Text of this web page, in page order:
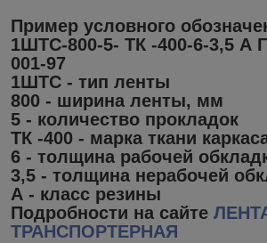
Пример условного
1ШТС-800-5- ТК -400-6-3,5 А
001-97
1ШТС - тип ленты
800 - ширина ленты, мм
5 - количество прокладок
ТК -400 - марка ткани
6 - толщина рабочей
3,5 - толщина нерабочей
А - класс резины
Подробности на сайте
ТРАНСПОРТЕРНАЯ